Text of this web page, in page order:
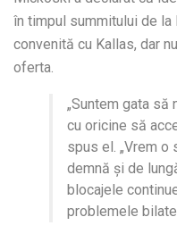
în timpul summitului de
convenită cu Kallas, dar
oferta.
„Suntem gata
cu oricine să
spus el. „Vrem o
demnă și de
blocajele
problemele